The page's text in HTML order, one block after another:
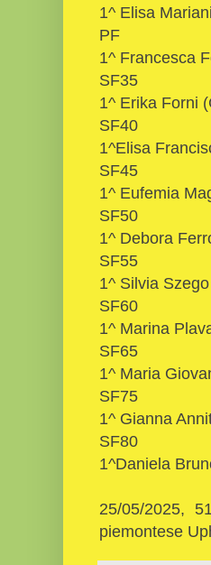
1^ Elisa
PF
1^ Francesca
SF35
1^ Erika Forni
SF40
1^Elisa
SF45
1^ Eufemia
SF50
1^ Debora
SF55
1^ Silvia
SF60
1^ Marina
SF65
1^ Maria
SF75
1^ Gianna
SF80
1^Daniela
25/05/2025,
piemontese